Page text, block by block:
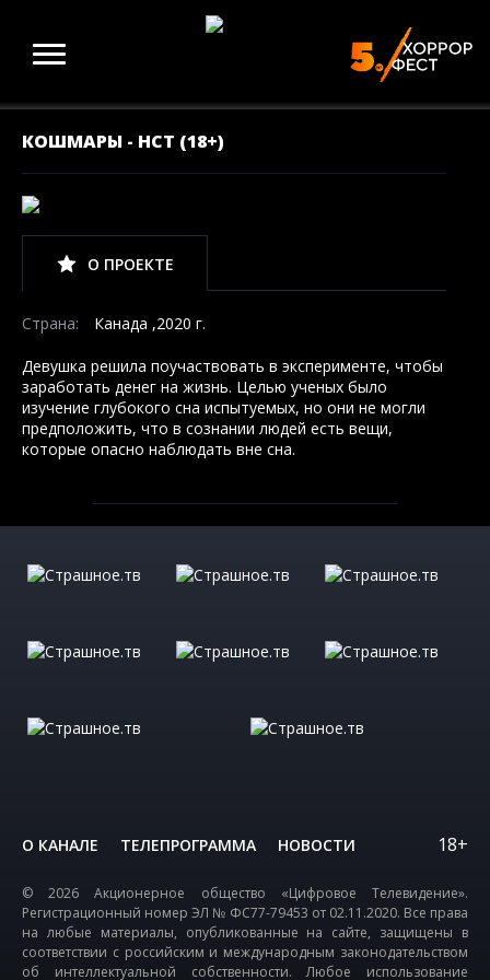
КОШМАРЫ - НСТ (18+)
О ПРОЕКТЕ
Страна: Канада ,2020 г.
Девушка решила поучаствовать в эксперименте, чтобы
заработать денег на жизнь. Целью ученых было
изучение глубокого сна испытуемых, но они не могли
предположить, что в сознании людей есть вещи,
которые опасно наблюдать вне сна.
О КАНАЛЕ ТЕЛЕПРОГРАММА НОВОСТИ 18+
© 2026 Акционерное общество «Цифровое Телевидение».
Регистрационный номер ЭЛ № ФС77-79453 от 02.11.2020. Все права
на любые материалы, опубликованные на сайте, защищены в
соответствии с российским и международным законодательством
об интеллектуальной собственности. Любое использование